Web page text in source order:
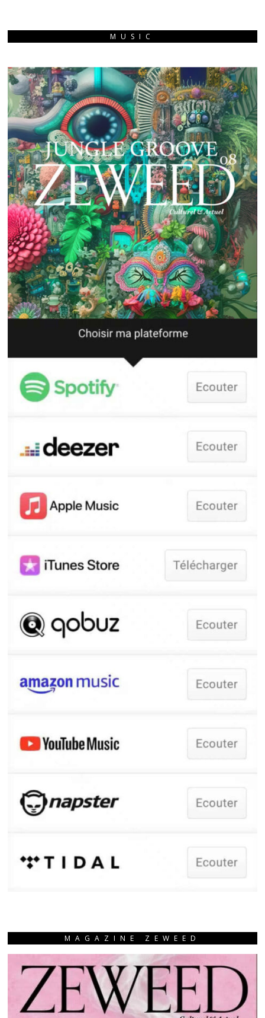
MUSIC
MAGAZINE ZEWEED